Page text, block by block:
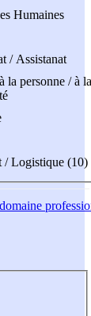
Humaines
/ Assistanat
la personne / à la
/ Logistique (10)